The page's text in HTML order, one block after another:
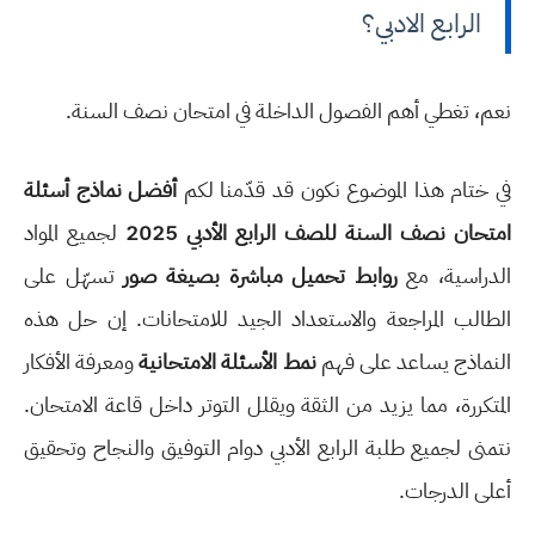
الرابع الادبي؟
نعم، تغطي أهم الفصول الداخلة في امتحان نصف السنة.
في ختام هذا الموضوع نكون قد قدّمنا لكمأفضل نماذج أسئلة
امتحان نصف السنة للصف الرابع الأدبي 2025
لجميع المواد
الدراسية، معروابط تحميل مباشرة بصيغة صور تسهّل على
الطالب المراجعة والاستعداد الجيد للامتحانات. إن حل هذه
النماذج يساعد على فهمنمط الأسئلة الامتحانيةومعرفة الأفكار
المتكررة، مما يزيد من الثقة ويقلل التوتر داخل قاعة الامتحان.
نتمنى لجميع طلبة الرابع الأدبي دوام التوفيق والنجاح وتحقيق
أعلى الدرجات.